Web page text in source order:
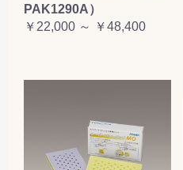
PAK1290A）
￥22,000 ～ ￥48,400